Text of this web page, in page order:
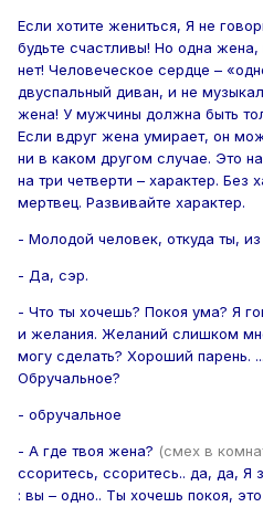
Если хотите жениться, Я не
будьте счастливы! Но одна
нет! Человеческое сердце –
двуспальный диван, и не
жена! У мужчины должна быть
Если вдруг жена умирает, он
ни в каком другом случае. Это
на три четверти – характер. Без
мертвец. Развивайте характер.
- Молодой человек, откуда ты, из
- Да, сэр.
- Что ты хочешь? Покоя ума? Я
и желания. Желаний слишком
могу сделать? Хороший парень.
Обручальное?
- обручальное
- А где твоя жена? (смех в
ссоритесь, ссоритесь.. да, да, Я
: вы – одно.. Ты хочешь покоя,